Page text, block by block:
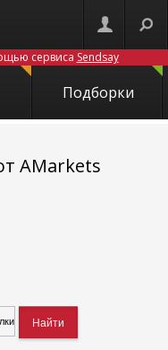
сервиса Sendsay
Подборки
AMarkets